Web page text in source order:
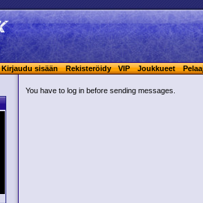
Kirjaudu sisään Rekisteröidy VIP Joukkueet
You have to log in before sending messages.